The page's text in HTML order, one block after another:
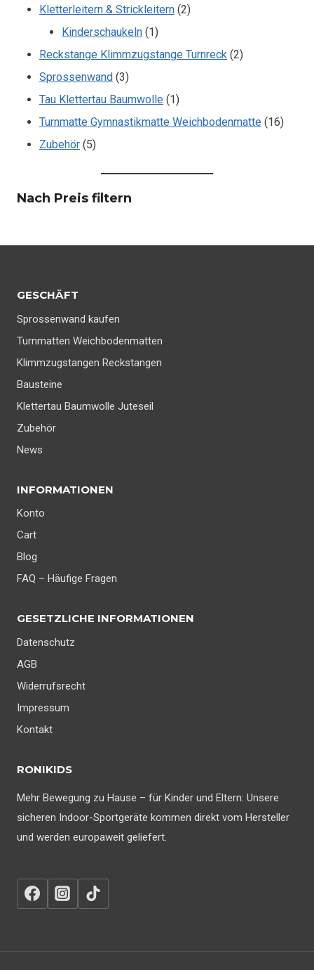
Produkte
Kletterleitern & Strickleitern 22
Kinderschaukeln 11
Produkt
Reckstange Klimmzugstange Turnreck 22
Sprossenwand 33
Produkte
Tau Klettertau Baumwolle 11
Produkt
Turnmatte Gymnastikmatte Weichbodenmatte 1616
Zubehör 55
Nach Preis filtern
GESCHÄFT
Sprossenwand kaufen
Turnmatten Weichbodenmatten
Klimmzugstangen Reckstangen
Bausteine
Klettertau Baumwolle Juteseil
Zubehör
News
INFORMATIONEN
Konto
Cart
Blog
FAQ – Häufige Fragen
GESETZLICHE INFORMATIONEN
Datenschutz
AGB
Widerrufsrecht
Impressum
Kontakt
RONIKIDS
Mehr Bewegung zu Hause – für Kinder und Eltern: Unsere
sicheren Indoor-Sportgeräte kommen direkt vom Hersteller
und werden europaweit geliefert.